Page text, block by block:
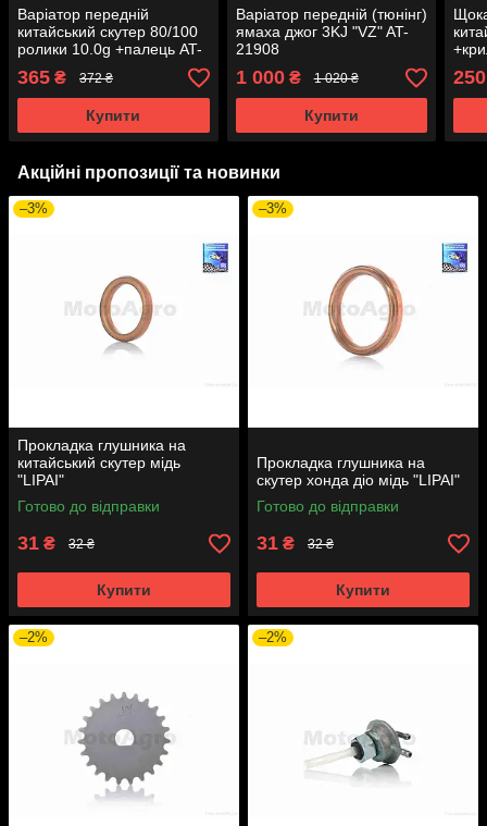
Варіатор передній
китайський скутер 80/100
ролики 10.0g +палець AT-
3861
365 ₴ 372 ₴
Купити
Варіатор передній (тюнінг)
ямаха джог 3KJ "VZ" AT-
21908
1 000₴ 1 020 ₴
Купити
250
Акційні пропозиції та новинки
–3%
Прокладка глушника на
китайський скутер мідь
"LIPAI"
Готово до відправки
31 ₴ 32 ₴
Купити
–3%
Прокладка глушника на
скутер хонда діо мідь "LIPAI"
Готово до відправки
31 ₴ 32 ₴
Купити
–2% –2%